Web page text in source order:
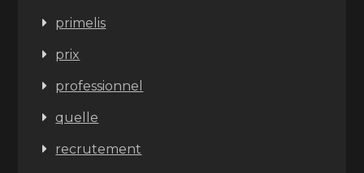
primelis
prix
professionnel
quelle
recrutement